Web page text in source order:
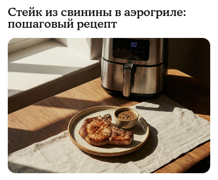
Стейк из свинины в аэрогриле:
пошаговый рецепт